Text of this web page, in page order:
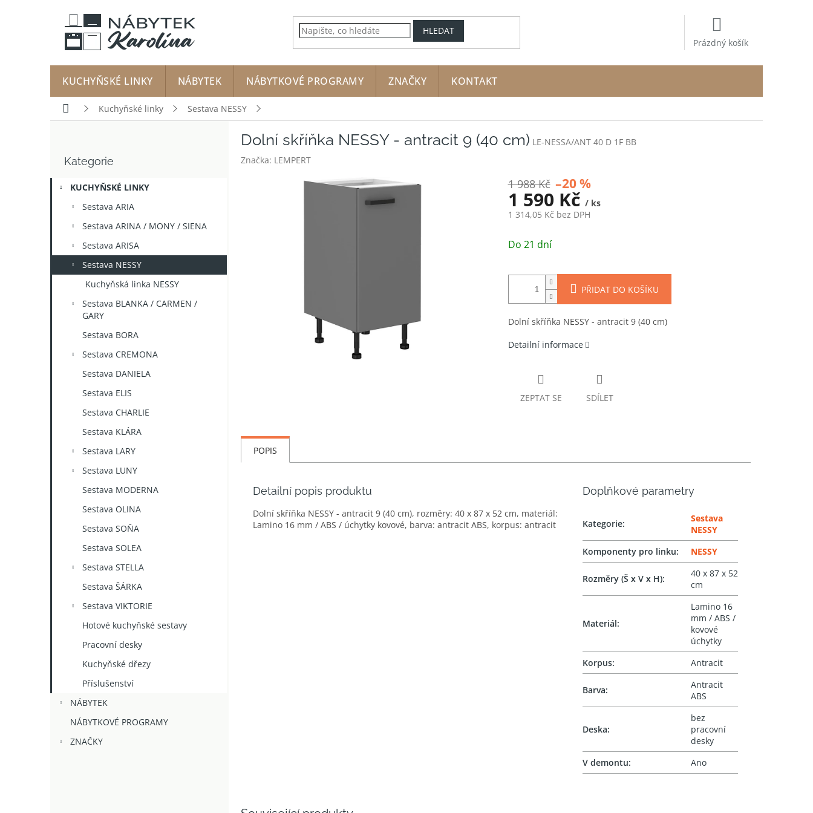
HLEDAT
KOŠÍK
Prázdný košík
KUCHYŇSKÉ LINKY NÁBYTEK NÁBYTKOVÉ PROGRAMY ZNAČKY KONTAKT
Domů Kuchyňské linky Sestava NESSY
r
a
n
kategorie
Kategorie
KUCHYŇSKÉ LINKY
Sestava ARIA
Sestava ARINA / MONY / SIENA
Sestava ARISA
Sestava NESSY
Kuchyňská linka NESSY
Sestava BLANKA / CARMEN /
GARY
Sestava BORA
Sestava CREMONA
Sestava DANIELA
Sestava ELIS
Sestava CHARLIE
Sestava KLÁRA
Sestava LARY
Sestava LUNY
Sestava MODERNA
Sestava OLINA
Sestava SOŇA
Sestava SOLEA
Sestava STELLA
Sestava ŠÁRKA
Sestava VIKTORIE
Hotové kuchyňské sestavy
Pracovní desky
Kuchyňské dřezy
Příslušenství
NÁBYTEK
NÁBYTKOVÉ PROGRAMY
ZNAČKY
Dolní skříňka NESSY - antracit 9 (40 cm) LE-NESSA/ANT 40 D 1F BB
Značka: LEMPERT
1 988 Kč –20 %
1 590 Kč / ks
1 314,05 Kč bez DPH
cena:
Do 21 dní
PŘIDAT DO KOŠÍKU
Dolní skříňka NESSY - antracit 9 (40 cm)
Detailní informace
ZEPTAT SE SDÍLET
POPIS
Detailní popis produktu
Dolní skříňka NESSY - antracit 9 (40 cm), rozměry: 40 x 87 x 52 cm, materiál:
Lamino 16 mm / ABS / úchytky kovové, barva: antracit ABS, korpus: antracit
Doplňkové parametry
Kategorie:
Sestava
NESSY
Komponenty pro linku: NESSY
Rozměry (Š x V x H):
40 x 87 x 52
cm
Materiál:
Lamino 16
mm / ABS /
kovové
úchytky
Korpus: Antracit
Barva:
Antracit
ABS
Deska:
bez
pracovní
desky
V demontu: Ano